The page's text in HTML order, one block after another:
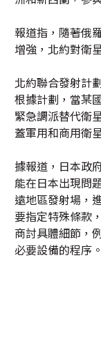
報道指，隨著俄
增強，北約對衛
北約聯合發射計
根據計劃，當某
緊急調派替代衛
蓋軍用和商用衛
據報道，日本政
能在日本出現問
遠地區發射場，
要指定特殊條款
商討具體細節，
必要設備的程序。